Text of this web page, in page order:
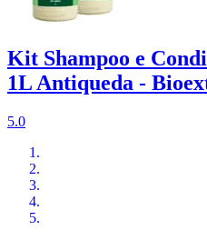
Kit Shampoo e
1L Antiqueda -
5.0